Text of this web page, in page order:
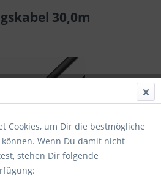
30,0m
Cookies, um Dir die bestmögliche
Wenn Du damit nicht
stehen Dir folgende